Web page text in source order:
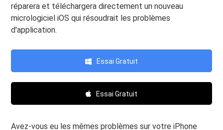
réparera et téléchargera directement un nouveau
micrologiciel iOS qui résoudrait les problèmes
d'application.
Essai Gratuit
Essai Gratuit
Avez-vous eu les mêmes problèmes sur votre iPhone